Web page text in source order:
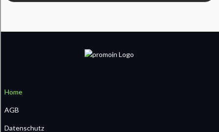
Home
AGB
Datenschutz